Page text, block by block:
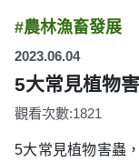
#農林漁畜發展
2023.06.04
5大常見植物
觀看次數:1821
5大常見植物害蟲